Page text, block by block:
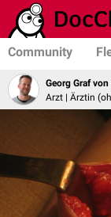
Community
Georg Graf
Arzt | Ärztin